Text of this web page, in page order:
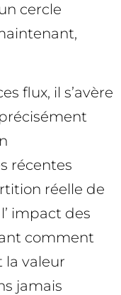
cercle
flux, il s’avère
récentes
réelle de
impact des
comment
la valeur
jamais